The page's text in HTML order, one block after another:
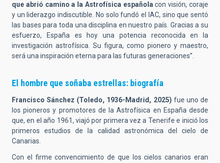
que abrió camino a la Astrofísica españolacon visión, coraje
y un liderazgo indiscutible. No solo fundó el IAC, sino que sentó
las bases para toda una disciplina en nuestro país. Gracias a su
esfuerzo, España es hoy una potencia reconocida en la
investigación astrofísica. Su figura, como pionero y maestro,
será una inspiración eterna para las futuras generaciones”.
El hombre que soñaba estrellas: biografía
Francisco Sánchez (Toledo, 1936-Madrid, 2025) fue uno de
los pioneros y promotores de la Astrofísica en España desde
que, en el año 1961, viajó por primera vez a Tenerife e inició los
primeros estudios de la calidad astronómica del cielo de
Canarias.
Con el firme convencimiento de que los cielos canarios eran